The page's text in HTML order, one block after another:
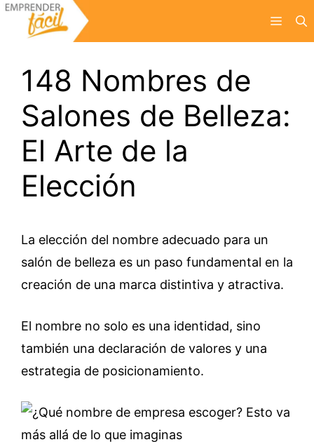
Saltar
Menú
148 Nombres de
Salones de Belleza:
El Arte de la
Elección
La elección del nombre adecuado para un
salón de belleza es un paso fundamental en la
creación de una marca distintiva y atractiva.
El nombre no solo es una identidad, sino
también una declaración de valores y una
estrategia de posicionamiento.